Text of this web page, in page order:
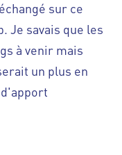
sur ce
Je savais que les
à venir mais
un plus en